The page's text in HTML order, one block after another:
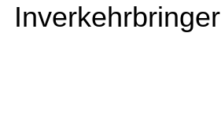
Inverkehrbringer